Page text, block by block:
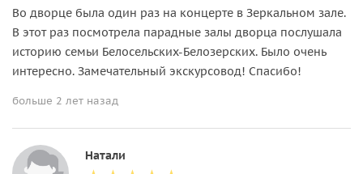
Во дворце была один раз на концерте в Зеркальном зале.
В этот раз посмотрела парадные залы дворца послушала
историю семьи Белосельских-Белозерских. Было очень
интересно. Замечательный экскурсовод! Спасибо!
больше 2 лет назад
Натали